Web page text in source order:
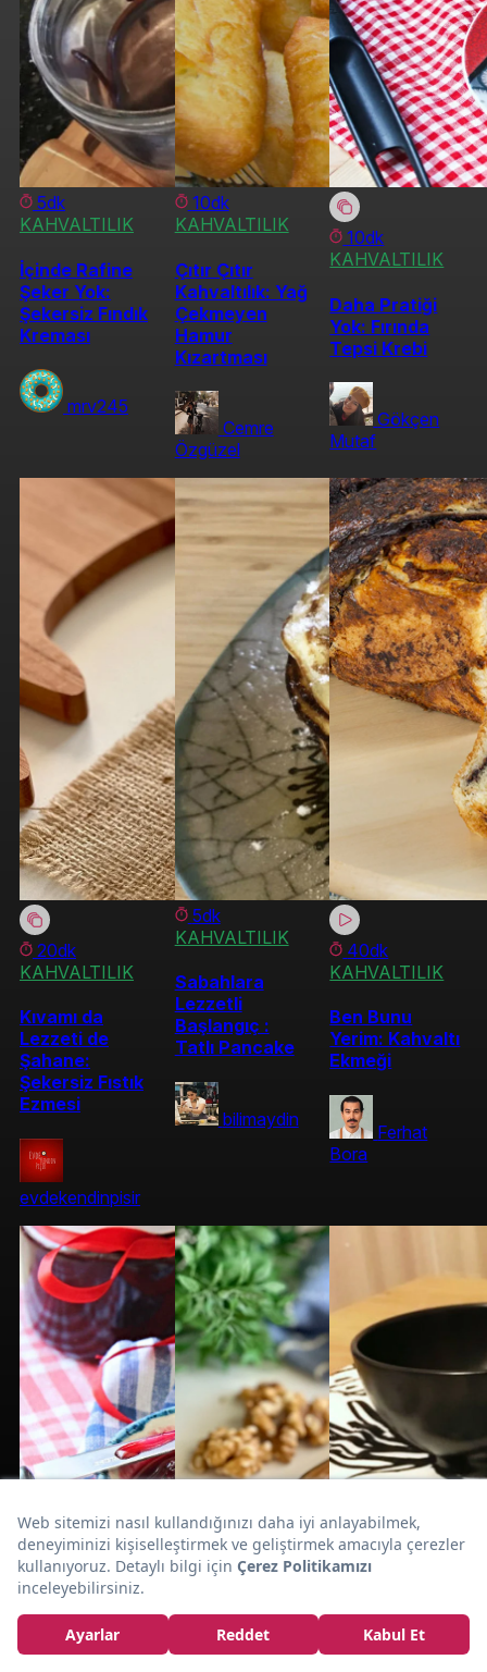
Rus Krebi Diye Bilinen:Blini
Tarifi
5dk
KAHVALTILIK
İçinde Rafine
Şeker Yok:
Şekersiz Fındık
Kreması
mrv245
10dk
KAHVALTILIK
Çıtır Çıtır
Kahvaltılık: Yağ
Çekmeyen
Hamur
Kızartması
Cemre
Özgüzel
10dk
KAHVALTILIK
Daha Pratiği
Yok: Fırında
Tepsi Krebi
Gökçen
Mutaf
20dk
KAHVALTILIK
Kıvamı da
Lezzeti de
Şahane:
Şekersiz Fıstık
Ezmesi
evdekendinpisir
5dk
KAHVALTILIK
Sabahlara
Lezzetli
Başlangıç :
Tatlı Pancake
bilimaydin
40dk
KAHVALTILIK
Ben Bunu
Yerim: Kahvaltı
Ekmeği
Ferhat
Bora